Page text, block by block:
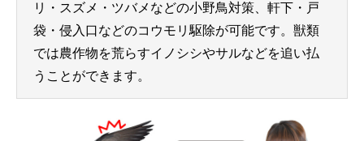
リ・スズメ・ツバメなどの小野鳥対策、軒下・戸
袋・侵入口などのコウモリ駆除が可能です。獣類
では農作物を荒らすイノシシやサルなどを追い払
うことができます。